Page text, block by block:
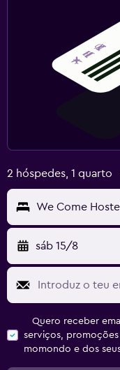
2 hóspedes, 1 quarto
We Come Hostel
sáb 15/8
Quero receber
serviços, promoções
momondo e dos